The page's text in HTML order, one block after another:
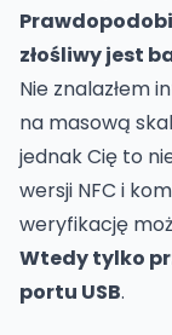
złośliwy jest
Nie znalazłem
na masową
jednak Cię to
wersji NFC i
weryfikację
Wtedy tylko
portu USB.